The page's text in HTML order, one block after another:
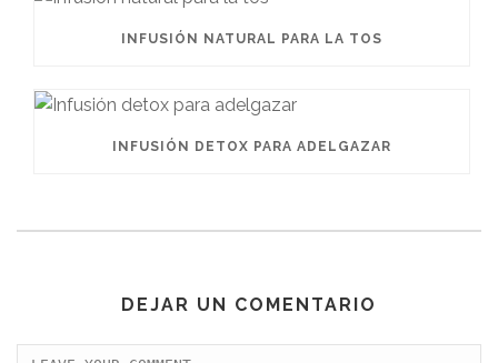
INFUSIÓN NATURAL PARA LA TOS
INFUSIÓN DETOX PARA ADELGAZAR
DEJAR UN COMENTARIO